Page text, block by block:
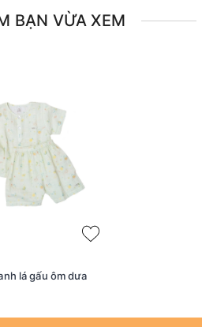
BẠN VỪA XEM
lá gấu ôm dưa